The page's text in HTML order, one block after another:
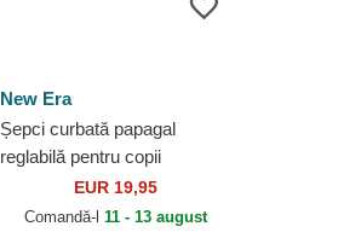
New Era
Șepci curbată papagal
reglabilă pentru copii
9FORTY Colourblock de
New York Yankees MLB de
EUR 19,95
Comandă-l 11 - 13 august